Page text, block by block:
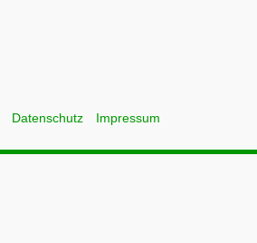
Datenschutz Impressum